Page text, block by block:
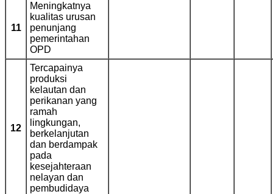
11
Meningkatnya
kualitas urusan
penunjang
pemerintahan
OPD
12
Tercapainya
produksi
kelautan dan
perikanan yang
ramah
lingkungan,
berkelanjutan
dan berdampak
pada
kesejahteraan
nelayan dan
pembudidaya